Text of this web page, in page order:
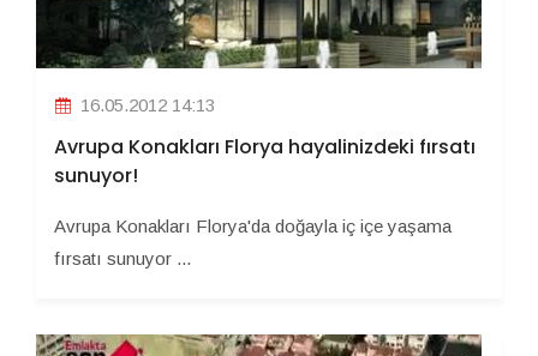
16.05.2012 14:13
Avrupa Konakları Florya hayalinizdeki fırsatı
sunuyor!
Avrupa Konakları Florya'da doğayla iç içe yaşama
fırsatı sunuyor ...